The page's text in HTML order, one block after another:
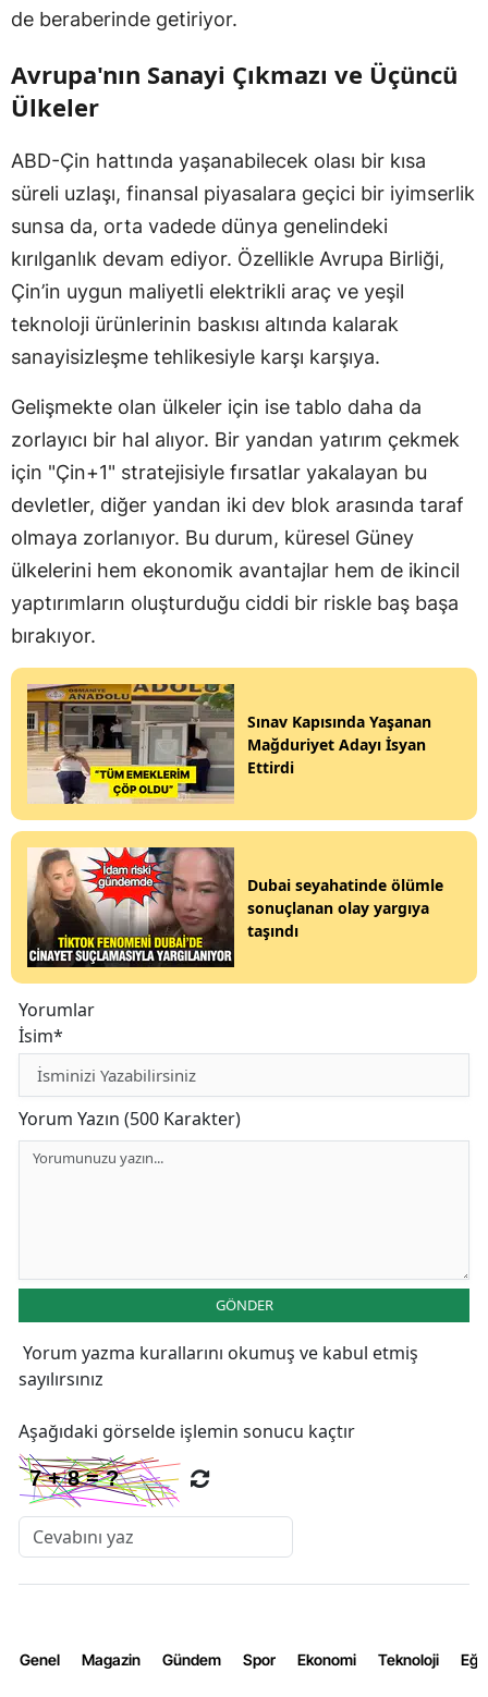
de beraberinde getiriyor.
Avrupa'nın Sanayi Çıkmazı ve Üçüncü
Ülkeler
ABD-Çin hattında yaşanabilecek olası bir kısa
süreli uzlaşı, finansal piyasalara geçici bir iyimserlik
sunsa da, orta vadede dünya genelindeki
kırılganlık devam ediyor. Özellikle Avrupa Birliği,
Çin’in uygun maliyetli elektrikli araç ve yeşil
teknoloji ürünlerinin baskısı altında kalarak
sanayisizleşme tehlikesiyle karşı karşıya.
Gelişmekte olan ülkeler için ise tablo daha da
zorlayıcı bir hal alıyor. Bir yandan yatırım çekmek
için "Çin+1" stratejisiyle fırsatlar yakalayan bu
devletler, diğer yandan iki dev blok arasında taraf
olmaya zorlanıyor. Bu durum, küresel Güney
ülkelerini hem ekonomik avantajlar hem de ikincil
yaptırımların oluşturduğu ciddi bir riskle baş başa
bırakıyor.
Sınav Kapısında Yaşanan
Mağduriyet Adayı İsyan
Ettirdi
Dubai seyahatinde ölümle
sonuçlanan olay yargıya
taşındı
Yorumlar
İsim*
Yorum Yazın (500 Karakter)
GÖNDER
Yorum yazma kurallarını okumuş ve kabul etmiş
sayılırsınız
Aşağıdaki görselde işlemin sonucu kaçtır
Genel Magazin Gündem Spor Ekonomi Teknoloji